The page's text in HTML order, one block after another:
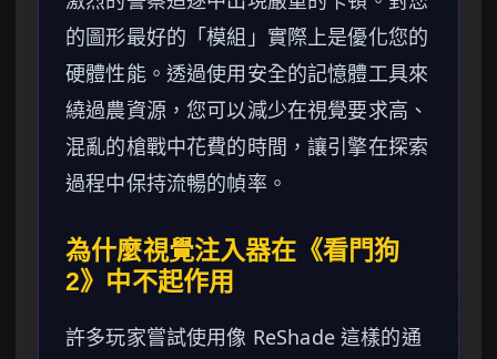
的圖形最好的「模組」實際上是優化您的
硬體性能。透過使用安全的記憶體工具來
繞過農資源，您可以減少在視覺要求高、
混亂的槍戰中花費的時間，讓引擎在探索
過程中保持流暢的幀率。
為什麼視覺注入器在《看門狗
2》中不起作用
許多玩家嘗試使用像 ReShade 這樣的通